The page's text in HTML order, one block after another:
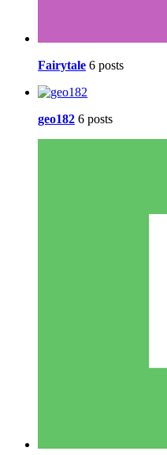
Fairytale 6 posts
geo182 6 posts